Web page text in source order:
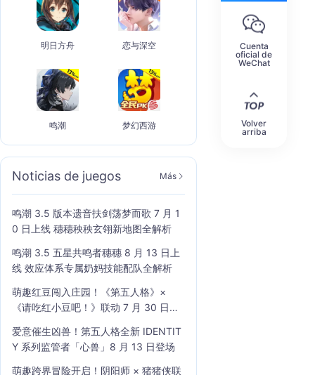
明日方舟 恋与深空
鸣潮 梦幻西游
Noticias de juegos Más
鸣潮 3.5 版本遗音扶剑荡梦而歌 7 月 1
0 日上线 穗穗秧秧玄翎新地图全解析
鸣潮 3.5 五星共鸣者穗穗 8 月 13 日上
线 效应体系专属奶妈技能配队全解析
萌趣红豆闯入庄园！《第五人格》×
《请吃红小豆吧！》联动 7 月 30 日开
爱意催生凶兽！第五人格全新 IDENTIT
Y 系列监管者「心兽」8 月 13 日登场
萌趣跨界冒险开启！阴阳师 × 猪猪侠联
Cuenta
oficial de
WeChat
Volver
arriba